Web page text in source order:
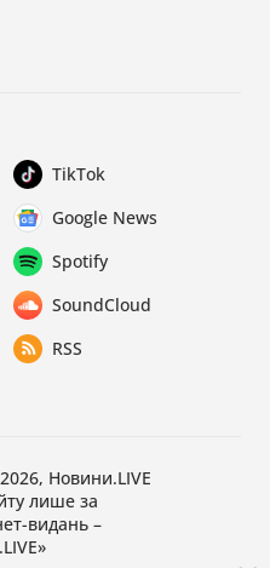
TikTok
Google News
Spotify
SoundCloud
RSS
Новини.LIVE
лише за
видань –